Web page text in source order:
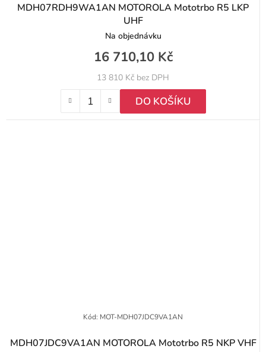
MDH07RDH9WA1AN MOTOROLA Mototrbo R5 LKP
UHF
Na objednávku
13 810 Kč bez DPH
16 710,10 Kč
DO KOŠÍKU
MDH07JDC9VA1AN MOTOROLA Mototrbo R5 NKP VHF
Kód: MOT-MDH07JDC9VA1AN